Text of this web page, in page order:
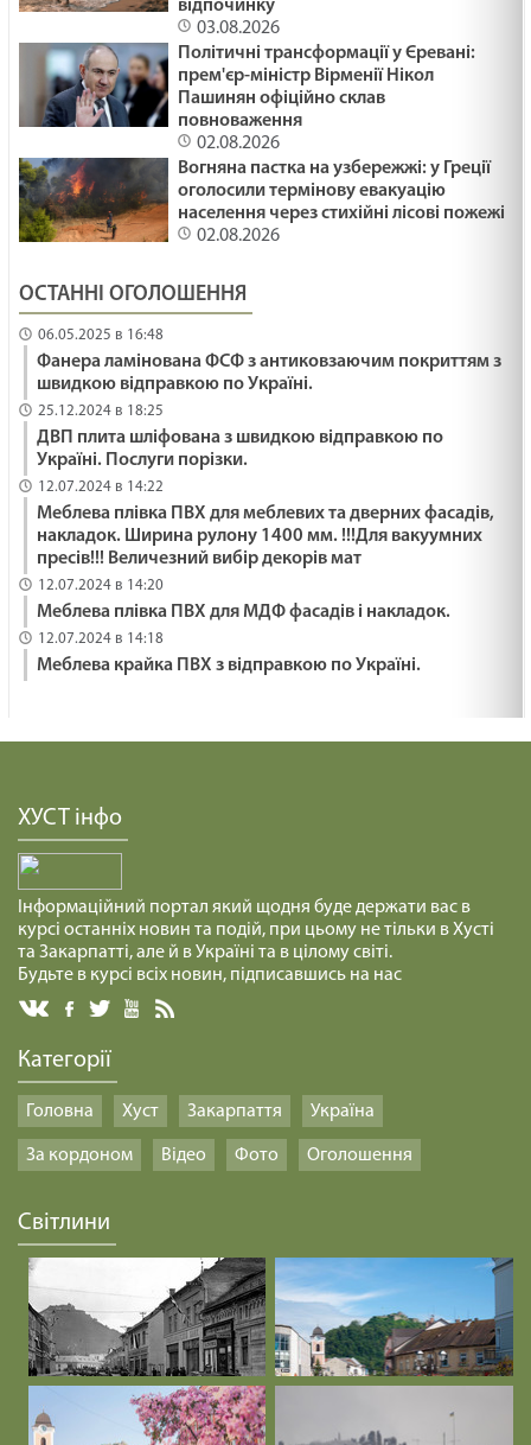
відпочинку
03.08.2026
Політичні трансформації у Єревані:
прем'єр-міністр Вірменії Нікол
Пашинян офіційно склав
повноваження
02.08.2026
Вогняна пастка на узбережжі: у Греції
оголосили термінову евакуацію
населення через стихійні лісові пожежі
02.08.2026
ОСТАННІ ОГОЛОШЕННЯ
06.05.2025 в 16:48
Фанера ламінована ФСФ з антиковзаючим покриттям з
швидкою відправкою по Україні.
25.12.2024 в 18:25
ДВП плита шліфована з швидкою відправкою по
Україні. Послуги порізки.
12.07.2024 в 14:22
Меблева плівка ПВХ для меблевих та дверних фасадів,
накладок. Ширина рулону 1400 мм. !!!Для вакуумних
пресів!!! Величезний вибір декорів мат
12.07.2024 в 14:20
Меблева плівка ПВХ для МДФ фасадів і накладок.
12.07.2024 в 14:18
Меблева крайка ПВХ з відправкою по Україні.
ХУСТ інфо
Інформаційний портал який щодня буде держати вас в
курсі останніх новин та подій, при цьому не тільки в Хусті
та Закарпатті, але й в Україні та в цілому світі.
Будьте в курсі всіх новин, підписавшись на нас
Категорії
Головна Хуст Закарпаття Україна
За кордоном Відео Фото Оголошення
Світлини